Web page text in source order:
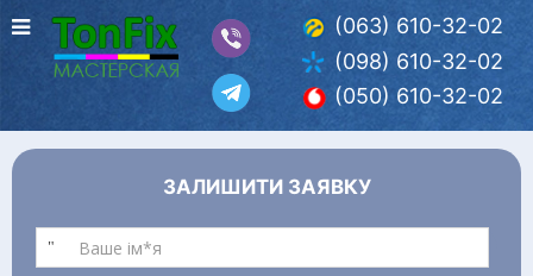
(063) 610-32-02
(098) 610-32-02
(050) 610-32-02
ЗАЛИШИТИ ЗАЯВКУ